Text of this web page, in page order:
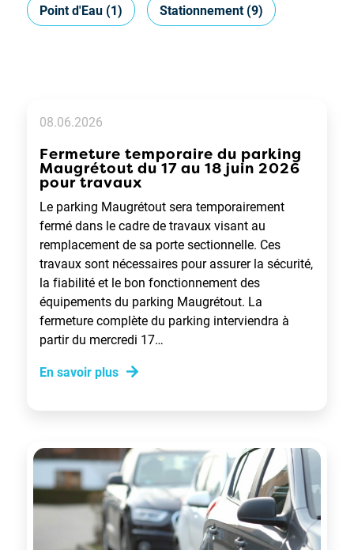
Point d'Eau (1) Stationnement(9)
08.06.2026
Fermeture temporaire du parking
Maugrétout du 17 au 18 juin 2026
pour travaux
Le parking Maugrétout sera temporairement
fermé dans le cadre de travaux visant au
remplacement de sa porte sectionnelle. Ces
travaux sont nécessaires pour assurer la sécurité,
la fiabilité et le bon fonctionnement des
équipements du parking Maugrétout. La
fermeture complète du parking interviendra à
partir du mercredi 17…
En savoir plus